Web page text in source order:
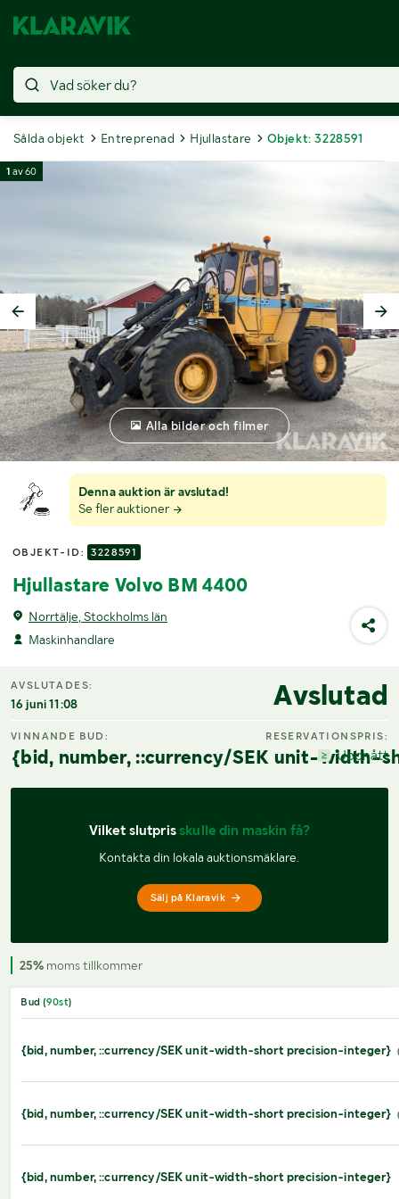
Sålda objekt Entreprenad Hjullastare Objekt: 3228591
Denna auktion är avslutad!
Se fler auktioner
OBJEKT-ID: 3228591
Hjullastare Volvo BM 4400
Norrtälje, Stockholms län
Maskinhandlare
1 av60
Alla bilder och filmer
AVSLUTADES:
16 juni 11:08 Avslutad
VINNANDE BUD:
{bid, number, ::currency/SEK unit-width-
RESERVATIONSPRIS:
Uppnått
Vilket slutpris skulle din maskin få?
Kontakta din lokala auktionsmäklare.
Sälj på Klaravik
25% moms tillkommer
Bud (90st)
{bid, number, ::currency/SEK unit-width-short precision-integer}
{bid, number, ::currency/SEK unit-width-short precision-integer}
{bid, number, ::currency/SEK unit-width-short precision-integer}